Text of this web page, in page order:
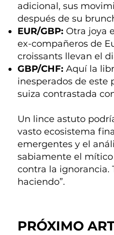
PRÓXIMO
adicional, sus
después de su
EUR/GBP: Otra joya
ex-compañeros de
croissants llevan el
GBP/CHF: Aquí la
inesperados de este
suiza contrastada
Un lince astuto
vasto ecosistema
emergentes y el
sabiamente el
contra la ignorancia.
haciendo”.